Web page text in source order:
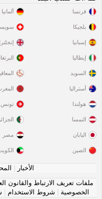
فرنسا
بلجيكا
إسبانيا
إيطاليا
السويد
ألمانيا
إنجلترا
أستراليا
هولندا
النمسا
اليابان
الصين
تونس
الجزائر
مصر
الأخبار
ملفات تعريف الارتباط والقانون
الخصوصية
شروط الاستخدام